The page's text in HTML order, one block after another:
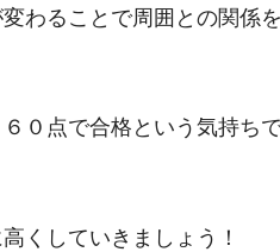
わることで周囲との関係
０点で合格という気持ち
くしていきましょう！